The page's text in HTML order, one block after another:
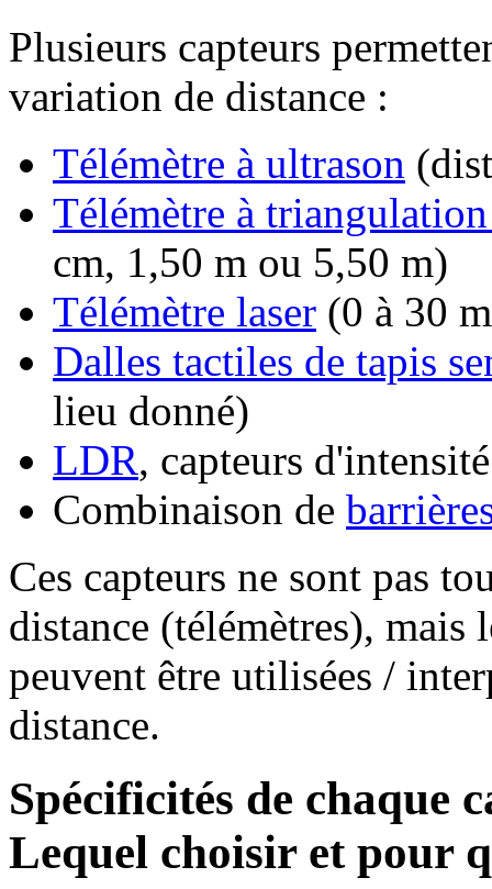
Plusieurs capteurs
variation de distance :
Télémètre à ultrason
Télémètre à
cm, 1,50 m ou 5,50 m)
Télémètre laser (0 à 30
Dalles tactiles de tapis
lieu donné)
LDR, capteurs
Combinaison de
Ces capteurs ne sont pas
distance (télémètres),
peuvent être utilisées /
distance.
Spécificités de chaque
Lequel choisir et pour